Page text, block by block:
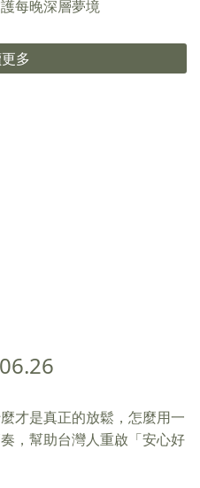
每晚深層夢境
多
才是真正的放鬆，怎麼用一
，幫助台灣人重啟「安心好